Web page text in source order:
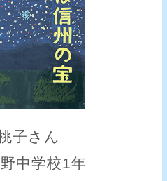
子さん
中学校1年